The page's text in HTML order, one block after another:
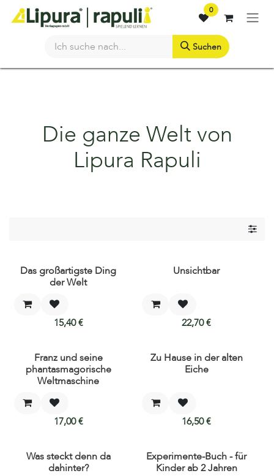
Zum Inhalt springen 0
Suchen
Die ganze Welt von
Lipura Rapuli
Das großartigste Ding
der Welt
15,40€
Unsichtbar
22,70€
Franz und seine
phantasmagorische
Weltmaschine
17,00€
Zu Hause in der alten
Eiche
16,50€
Was steckt denn da
dahinter?
Experimente-Buch - für
Kinder ab 2 Jahren